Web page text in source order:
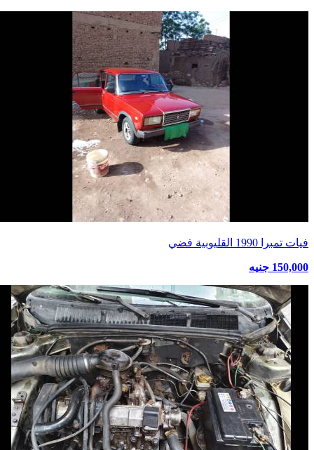
فيات تمبرا 1990 القليوبية فضي
150,000 جنيه